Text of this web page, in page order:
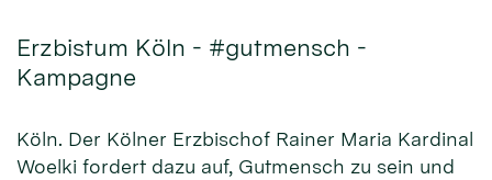
Erzbistum Köln - #gutmensch -
Kampagne
Köln. Der Kölner Erzbischof Rainer Maria Kardinal
Woelki fordert dazu auf, Gutmensch zu sein und